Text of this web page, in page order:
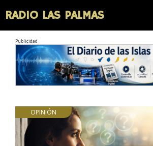
RADIO LAS PALMAS
Publicidad
OPINIÓN